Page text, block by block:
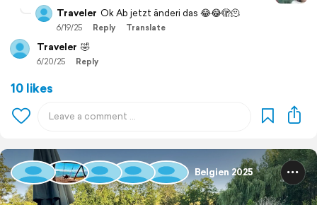
Traveler Ok Ab jetzt änderi das 😂😂🫣🫠
6/19/25 Reply Translate
Traveler 🤣
6/20/25 Reply
10 likes
Belgien 2025